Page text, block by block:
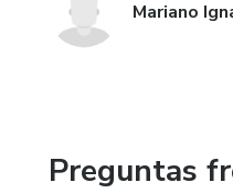
Mariano
Preguntas